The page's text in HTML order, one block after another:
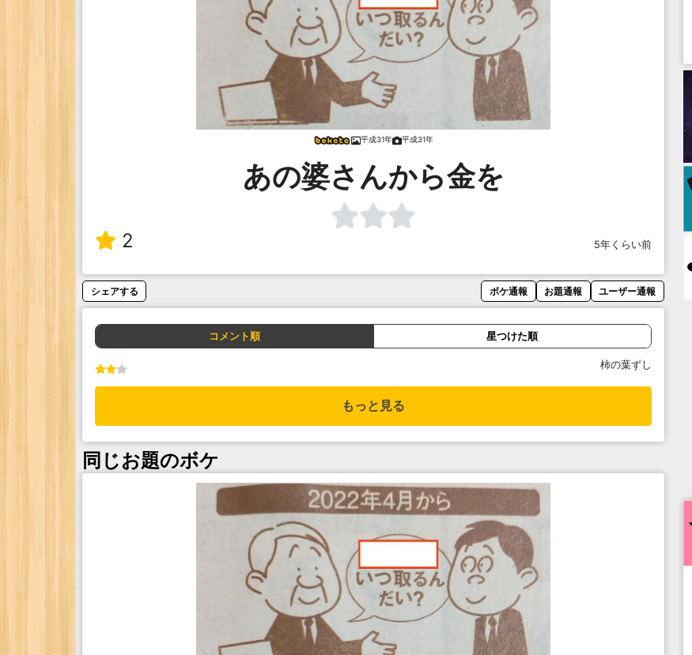
平成31年 平成31年
あの婆さんから金を
2 5年くらい前
シェアする ボケ通報 お題通報 ユーザー通報
コメント順 星つけた順
柿の葉ずし
もっと見る
同じお題のボケ